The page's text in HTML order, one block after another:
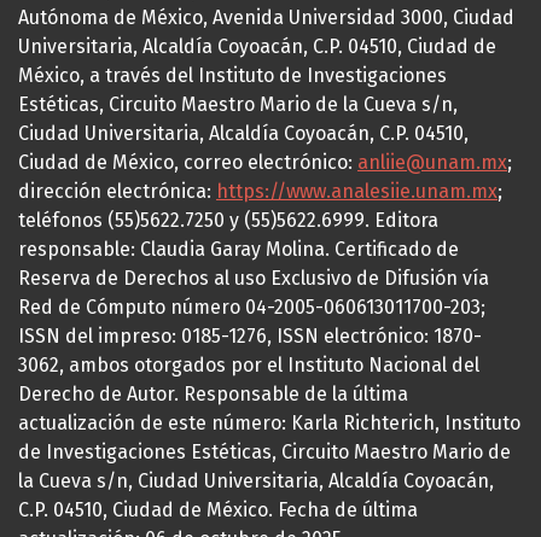
Autónoma de México, Avenida Universidad 3000, Ciudad
Universitaria, Alcaldía Coyoacán, C.P. 04510, Ciudad de
México, a través del Instituto de Investigaciones
Estéticas, Circuito Maestro Mario de la Cueva s/n,
Ciudad Universitaria, Alcaldía Coyoacán, C.P. 04510,
Ciudad de México, correo electrónico: anliie@unam.mx;
dirección electrónica: https://www.analesiie.unam.mx;
teléfonos (55)5622.7250 y (55)5622.6999. Editora
responsable: Claudia Garay Molina. Certificado de
Reserva de Derechos al uso Exclusivo de Difusión vía
Red de Cómputo número 04-2005-060613011700-203;
ISSN del impreso: 0185-1276, ISSN electrónico: 1870-
3062, ambos otorgados por el Instituto Nacional del
Derecho de Autor. Responsable de la última
actualización de este número: Karla Richterich, Instituto
de Investigaciones Estéticas, Circuito Maestro Mario de
la Cueva s/n, Ciudad Universitaria, Alcaldía Coyoacán,
C.P. 04510, Ciudad de México. Fecha de última